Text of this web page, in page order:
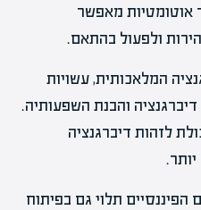
אוטומטיות מאפשר
ולפעול בהתאם.
המלאכותית, עשויות
והבנת השפעותיה.
לזהות דיברגנציה
הפיננסיים תלוי גם בפיתוח